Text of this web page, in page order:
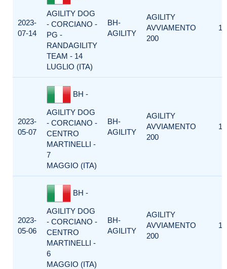
2023-
07-14
AGILITY DOG
- CORCIANO -
PG -
RANDAGILITY
TEAM - 14
LUGLIO (ITA)
BH-
AGILITY
AGILITY
AVVIAMENTO
200
1
2023-
05-07
BH -
AGILITY DOG
- CORCIANO -
CENTRO
MARTINELLI -
7
MAGGIO (ITA)
BH-
AGILITY
AGILITY
AVVIAMENTO
200
1
2023-
05-06
BH -
AGILITY DOG
- CORCIANO -
CENTRO
MARTINELLI -
6
MAGGIO (ITA)
BH-
AGILITY
AGILITY
AVVIAMENTO
200
1